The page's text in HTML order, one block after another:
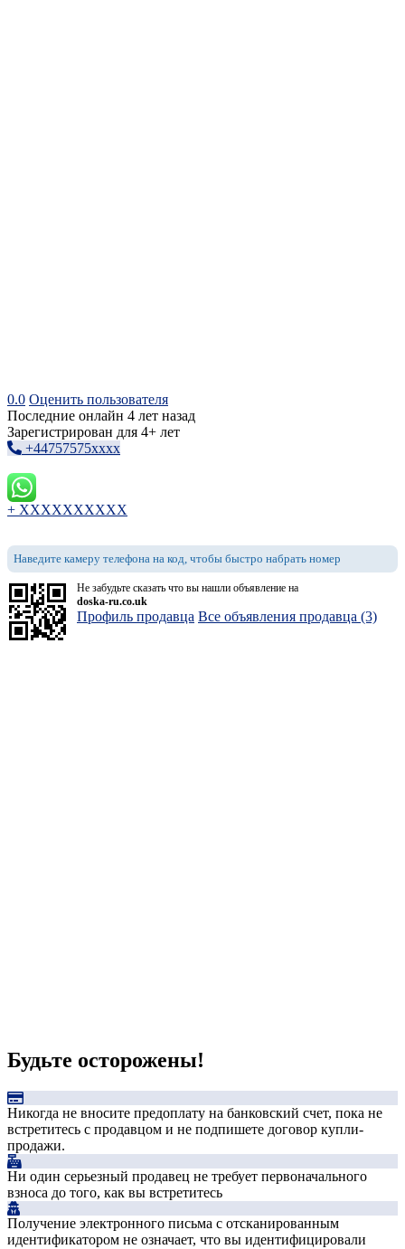
0.0 Оценить пользователя
Последние онлайн 4 лет назад
Зарегистрирован для 4+ лет
+44757575xxxx
+ XXXXXXXXXX
Наведите камеру телефона на код, чтобы быстро набрать номер
Не забудьте сказать что вы нашли объявление на
doska-ru.co.uk
Профиль продавца Все объявления продавца (3)
Будьте осторожены!
Никогда не вносите предоплату на банковский счет, пока не
встретитесь с продавцом и не подпишете договор купли-
продажи.
Ни один серьезный продавец не требует первоначального
взноса до того, как вы встретитесь
Получение электронного письма с отсканированным
идентификатором не означает, что вы идентифицировали